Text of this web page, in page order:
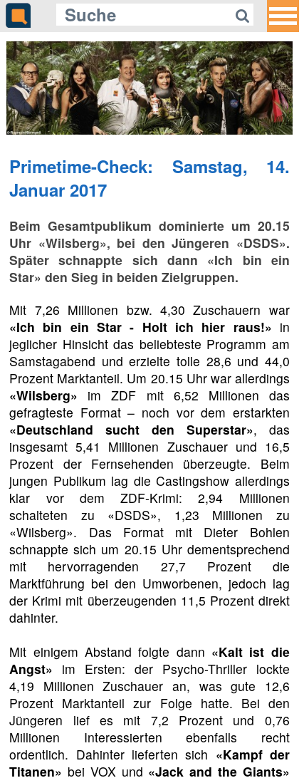
Primetime-Check: Samstag, 14.
Januar 2017
Beim Gesamtpublikum dominierte um 20.15
Uhr «Wilsberg», bei den Jüngeren «DSDS».
Später schnappte sich dann «Ich bin ein
Star» den Sieg in beiden Zielgruppen.
Mit 7,26 Millionen bzw. 4,30 Zuschauern war
«Ich bin ein Star - Holt ich hier raus!» in
jeglicher Hinsicht das beliebteste Programm am
Samstagabend und erzielte tolle 28,6 und 44,0
Prozent Marktanteil. Um 20.15 Uhr war allerdings
«Wilsberg» im ZDF mit 6,52 Millionen das
gefragteste Format – noch vor dem erstarkten
«Deutschland sucht den Superstar», das
insgesamt 5,41 Millionen Zuschauer und 16,5
Prozent der Fernsehenden überzeugte. Beim
jungen Publikum lag die Castingshow allerdings
klar vor dem ZDF-Krimi: 2,94 Millionen
schalteten zu «DSDS», 1,23 Millionen zu
«Wilsberg». Das Format mit Dieter Bohlen
schnappte sich um 20.15 Uhr dementsprechend
mit hervorragenden 27,7 Prozent die
Marktführung bei den Umworbenen, jedoch lag
der Krimi mit überzeugenden 11,5 Prozent direkt
dahinter.
Mit einigem Abstand folgte dann «Kalt ist die
Angst» im Ersten: der Psycho-Thriller lockte
4,19 Millionen Zuschauer an, was gute 12,6
Prozent Marktanteil zur Folge hatte. Bei den
Jüngeren lief es mit 7,2 Prozent und 0,76
Millionen Interessierten ebenfalls recht
ordentlich. Dahinter lieferten sich «Kampf der
Titanen» bei VOX und «Jack and the Giants»